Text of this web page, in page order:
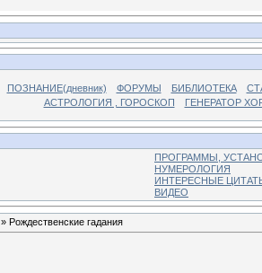
ПОЗНАНИЕ(дневник) ФОРУМЫ БИБЛИОТЕКА
АСТРОЛОГИЯ , ГОРОСКОП
ГЕНЕРАТОР
ПРОГРАММЫ,
НУМЕРОЛОГИЯ
ИНТЕРЕСНЫЕ
ВИДЕО
» Рождественские гадания